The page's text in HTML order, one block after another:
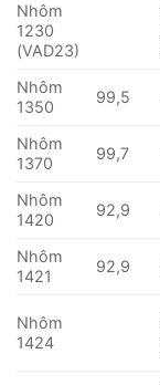
Nhôm
1230
(VAD23)
Nhôm
1350
99,5
Nhôm
1370
99,7
Nhôm
1420
92,9
Nhôm
1421
92,9
Nhôm
1424